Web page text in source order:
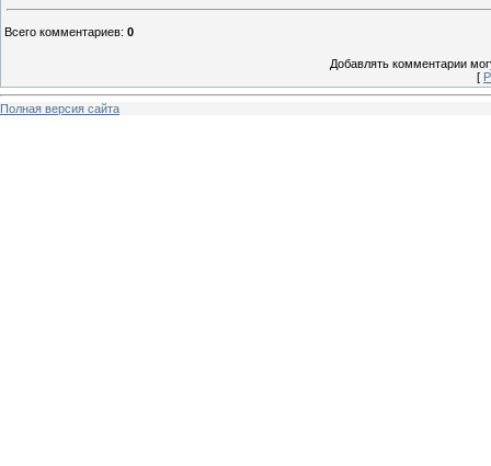
Всего комментариев: 0
Добавлять комментарии
[
Полная версия сайта